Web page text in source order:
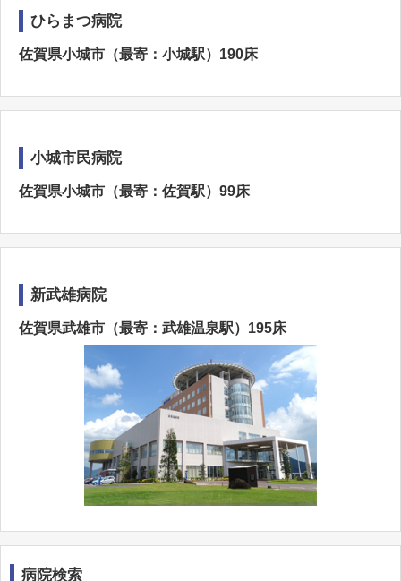
ひらまつ病院
佐賀県小城市（最寄：小城駅）190床
小城市民病院
佐賀県小城市（最寄：佐賀駅）99床
新武雄病院
佐賀県武雄市（最寄：武雄温泉駅）195床
病院検索